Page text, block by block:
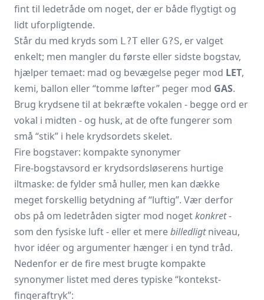
fint til ledetråde om noget, der er både flygtigt og
lidt uforpligtende.
Står du med kryds som L?T eller G?S, er valget
enkelt; men mangler du første eller sidste bogstav,
hjælper temaet: mad og bevægelse peger mod LET,
kemi, ballon eller “tomme løfter” peger mod GAS.
Brug krydsene til at bekræfte vokalen - begge ord er
vokal i midten - og husk, at de ofte fungerer som
små “stik” i hele krydsordets skelet.
Fire bogstaver: kompakte synonymer
Fire-bogstavsord er krydsordsløserens hurtige
iltmaske: de fylder små huller, men kan dække
meget forskellig betydning af “luftig”. Vær derfor
obs på om ledetråden sigter mod nogetkonkret-
som den fysiske luft - eller et merebilledligtniveau,
hvor idéer og argumenter hænger i en tynd tråd.
Nedenfor er de fire mest brugte kompakte
synonymer listet med deres typiske “kontekst-
fingeraftryk”: